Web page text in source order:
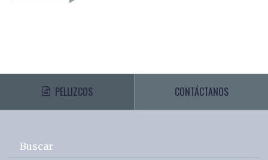
PELLIZCOS CONTÁCTANOS
Buscar